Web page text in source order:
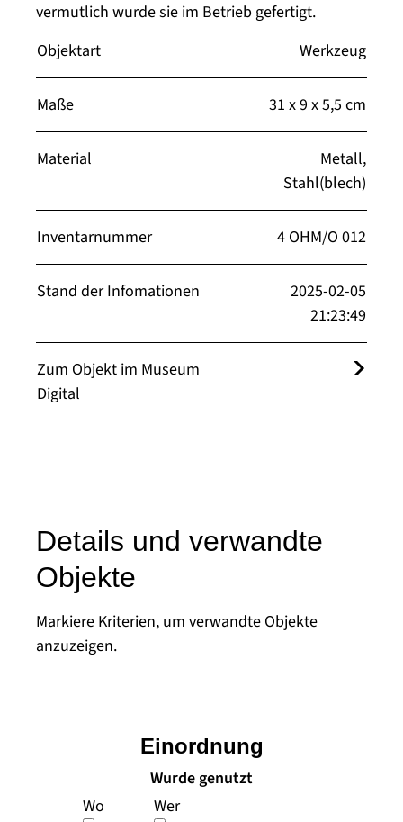
vermutlich wurde sie im Betrieb gefertigt.
Objektart
Werkzeug
Maße 31 x 9 x 5,5 cm
Material
Metall,
Stahl(blech)
Inventarnummer 4 OHM/O 012
Stand der Infomationen
2025-02-05
21:23:49
Zum Objekt im Museum
Digital
Details und verwandte
Objekte
Markiere Kriterien, um verwandte Objekte
anzuzeigen.
Wurde genutzt
Wo
Wer
Einordnung